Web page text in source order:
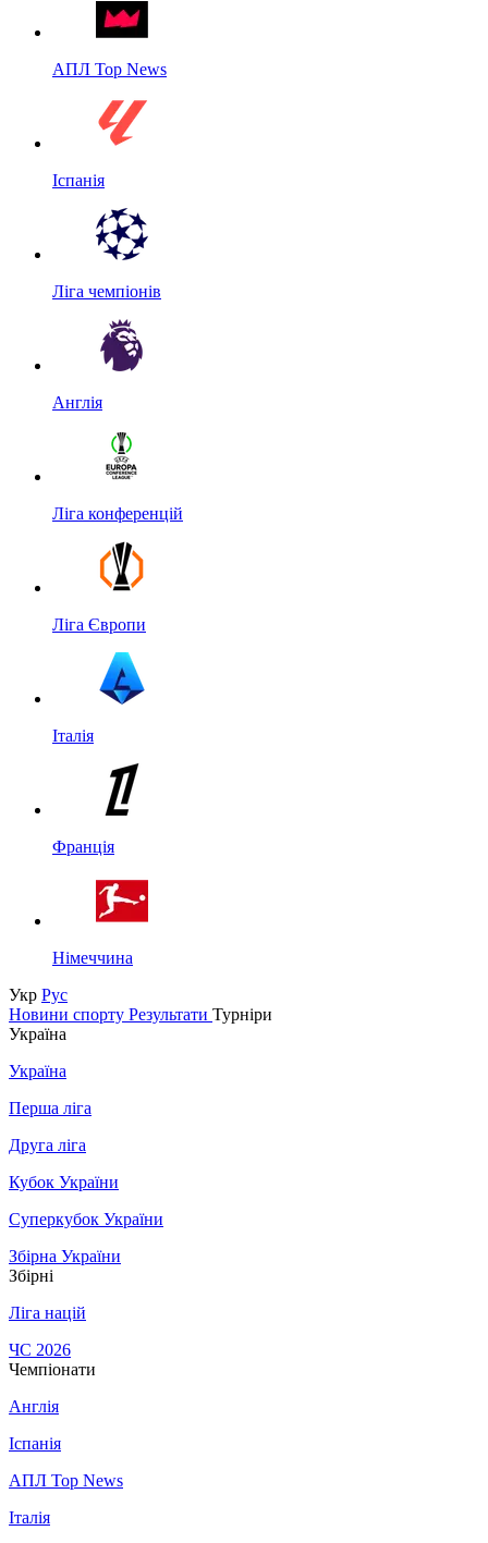
АПЛ Top News
Іспанія
Ліга чемпіонів
Англія
Ліга конференцій
Ліга Європи
Італія
Франція
Німеччина
Укр Рус
Новини спорту Результати Турніри
Україна
Україна
Перша ліга
Друга ліга
Кубок України
Суперкубок України
Збірна України
Збірні
Ліга націй
ЧС 2026
Чемпіонати
Англія
Іспанія
АПЛ Top News
Італія